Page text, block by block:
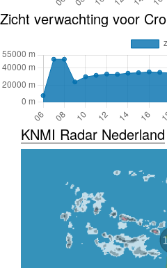
Zicht verwachting voor
KNMI Radar Nederland